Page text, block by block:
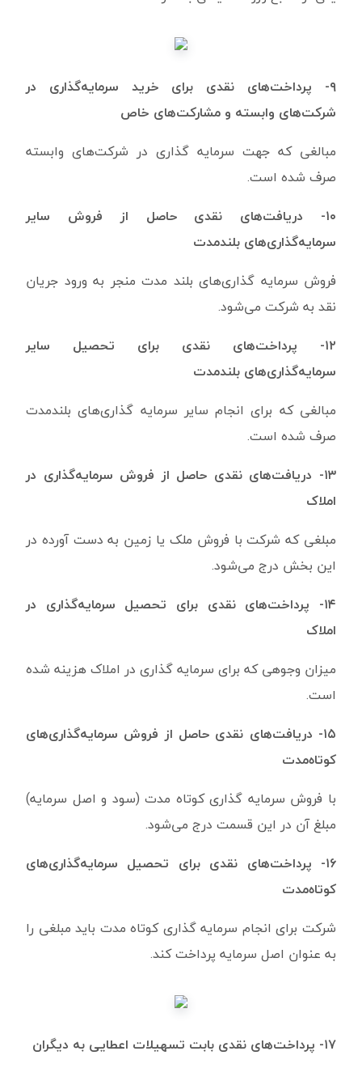
۹- پرداخت‌های نقدی برای خرید سرمایه‌گذاری در
شرکت‌های وابسته و مشارکت‌های خاص
مبالغی که جهت سرمایه گذاری در شرکت‌های وابسته
صرف شده است.
۱۰- دریافت‌های نقدی حاصل از فروش سایر
سرمایه‌گذاری‌های بلندمدت
فروش سرمایه گذاری‌های بلند مدت منجر به ورود جریان
نقد به شرکت می‌شود.
۱۲- پرداخت‌های نقدی برای تحصیل سایر
سرمایه‌گذاری‌های بلندمدت
مبالغی که برای انجام سایر سرمایه گذاری‌های بلندمدت
صرف شده است.
۱۳- دریافت‌های نقدی حاصل از فروش سرمایه‌گذاری در
املاک
مبلغی که شرکت با فروش ملک یا زمین به دست آورده در
این بخش درج می‌شود.
۱۴- پرداخت‌های نقدی برای تحصیل سرمایه‌گذاری‌ در
املاک
میزان وجوهی که برای سرمایه گذاری در املاک هزینه شده
است.
۱۵- دریافت‌های نقدی حاصل از فروش سرمایه‌گذاری‌های
کوتاه‌مدت
با فروش سرمایه گذاری کوتاه مدت (سود و اصل سرمایه)
مبلغ آن در این قسمت درج می‌شود.
۱۶- پرداخت‌های نقدی برای تحصیل سرمایه‌گذاری‌های
کوتاه‌مدت
شرکت برای انجام سرمایه گذاری کوتاه مدت باید مبلغی را
به عنوان اصل سرمایه پرداخت کند.
۱۷- پرداخت‌های نقدی بابت تسهیلات اعطایی به دیگران